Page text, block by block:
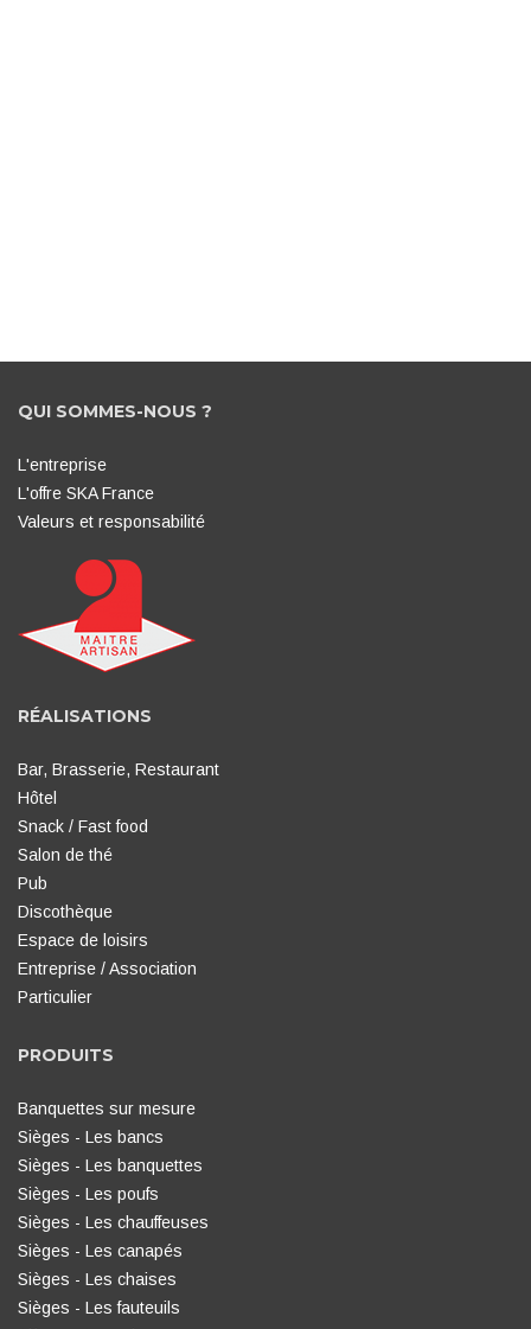
QUI SOMMES-NOUS ?
L'entreprise
L'offre SKA France
Valeurs et responsabilité
RÉALISATIONS
Bar, Brasserie, Restaurant
Hôtel
Snack / Fast food
Salon de thé
Pub
Discothèque
Espace de loisirs
Entreprise / Association
Particulier
PRODUITS
Banquettes sur mesure
Sièges - Les bancs
Sièges - Les banquettes
Sièges - Les poufs
Sièges - Les chauffeuses
Sièges - Les canapés
Sièges - Les chaises
Sièges - Les fauteuils